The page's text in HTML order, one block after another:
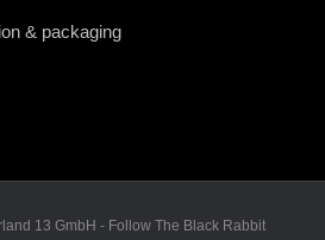
& packaging
13 GmbH - Follow The Black Rabbit